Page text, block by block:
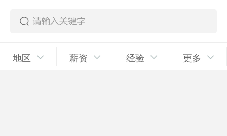
地区 薪资 经验 更多